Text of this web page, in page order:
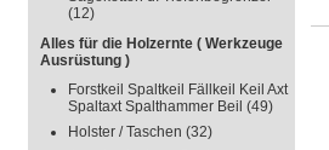
(12)
Alles für die Holzernte ( Werkzeuge
Ausrüstung )
Forstkeil Spaltkeil Fällkeil Keil Axt
Spaltaxt Spalthammer Beil (49)
Holster / Taschen (32)